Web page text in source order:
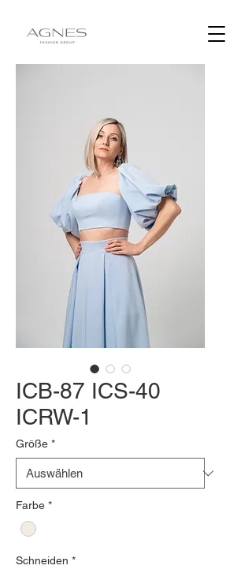
ICB-87 ICS-40
ICRW-1
Größe *
Farbe *
Schneiden *